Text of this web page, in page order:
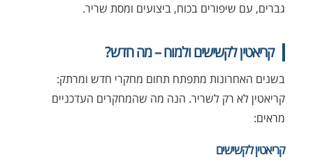
גברים, עם שיפורים בכוח, ביצועים ומסת שריר.
קריאטין לקשישים ולמוח – מה חדש?
בשנים האחרונות מתפתח תחום מחקרי חדש ומרתק:
קריאטין לא רק לשריר. הנה מה שהמחקרים העדכניים
מראים:
קריאטין לקשישים